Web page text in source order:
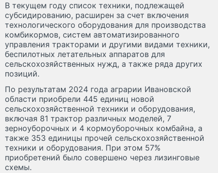
В текущем году список техники, подлежащей
субсидированию, расширен за счет включения
технологического оборудования для производства
комбикормов, систем автоматизированного
управления тракторами и другими видами техники,
беспилотных летательных аппаратов для
сельскохозяйственных нужд, а также ряда других
позиций.
По результатам 2024 года аграрии Ивановской
области приобрели 445 единиц новой
сельскохозяйственной техники и оборудования,
включая 81 трактор различных моделей, 7
зерноуборочных и 4 кормоуборочных комбайна, а
также 353 единицы прочей сельскохозяйственной
техники и оборудования. При этом 57%
приобретений было совершено через лизинговые
схемы.